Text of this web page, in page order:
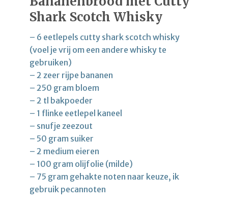
Shark Scotch Whisky
– 6 eetlepels cutty shark scotch whisky
(voel je vrij om een andere whisky te
gebruiken)
– 2 zeer rijpe bananen
– 250 gram bloem
– 2 tl bakpoeder
– 1 flinke eetlepel kaneel
– snufje zeezout
– 50 gram suiker
– 2 medium eieren
– 100 gram olijfolie (milde)
– 75 gram gehakte noten naar keuze, ik
gebruik pecannoten